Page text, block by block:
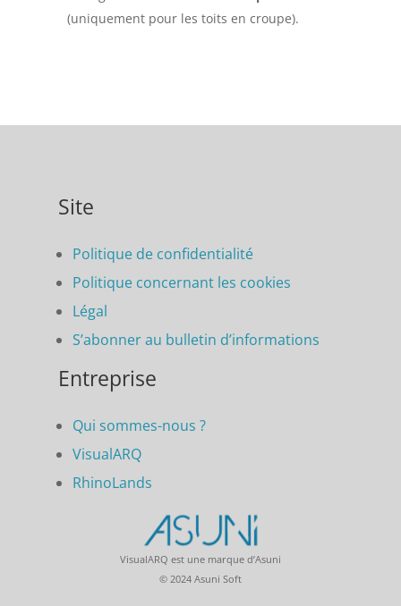
(uniquement pour les toits en croupe).
Site
Politique de confidentialité
Politique concernant les cookies
Légal
S’abonner au bulletin d’informations
Entreprise
Qui sommes-nous ?
VisualARQ
RhinoLands
VisualARQ est une marque d’Asuni
© 2024 Asuni Soft